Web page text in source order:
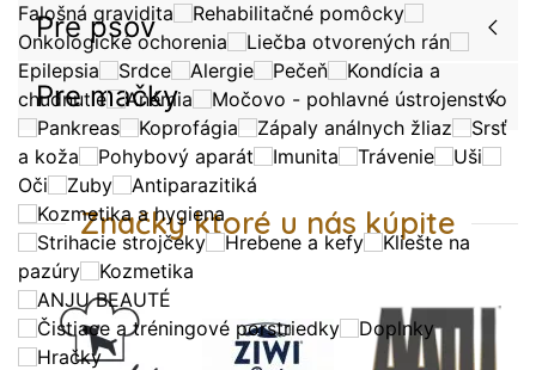
Falošná gravidita
Rehabilitačné pomôcky
Onkologické ochorenia
Liečba otvorených rán
Epilepsia
Srdce Alergie Pečeň
Kondícia a
chudnutie
Anémia
Močovo - pohlavné ústrojenstvo
Pankreas
Koprofágia Zápaly análnych žliaz
Srsť
a koža
Pohybový aparát Imunita Trávenie
Uši
Oči
Zuby
Antiparazitiká
Kozmetika a hygiena
Strihacie strojčeky
Hrebene a kefy
Kliešte na
pazúry
Kozmetika
ANJU BEAUTÉ
Čistiace a tréningové porstriedky
Doplnky
Hračky
Pre psov
Pre mačky
Značky ktoré u nás kúpite